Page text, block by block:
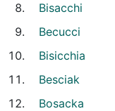
Bisacchi
Becucci
Bisicchia
Besciak
Bosacka